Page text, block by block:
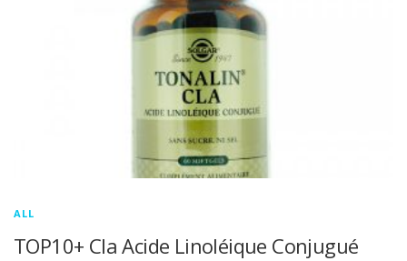
ALL
TOP10+ Cla Acide Linoléique Conjugué